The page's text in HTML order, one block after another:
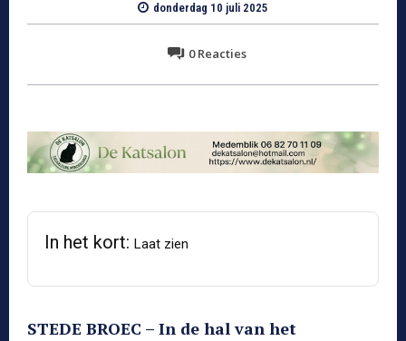
donderdag 10 juli 2025
0Reacties
In het kort: Laat zien
STEDE BROEC – In de hal van het